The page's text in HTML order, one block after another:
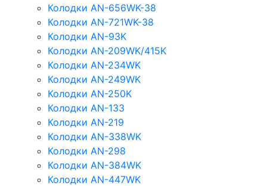
Колодки AN-656WK-38
Колодки AN-721WK-38
Колодки AN-93K
Колодки AN-209WK/415K
Колодки AN-234WK
Колодки AN-249WK
Колодки AN-250K
Колодки AN-133
Колодки AN-219
Колодки AN-338WK
Колодки AN-298
Колодки AN-384WK
Колодки AN-447WK